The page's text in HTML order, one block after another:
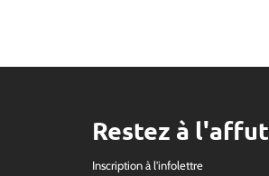
Restez à l'affut
Inscription à l'infolettre